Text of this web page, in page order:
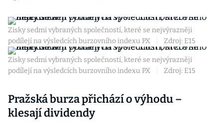
Zisky sedmi vybraných společností, které se nejvýrazněji
podílejí na výsledcích burzovního indexu PX
Zdroj: E15
Zisky sedmi vybraných společností, které se nejvýrazněji
podílejí na výsledcích burzovního indexu PX
Zdroj: E15
Pražská burza přichází o výhodu –
klesají dividendy